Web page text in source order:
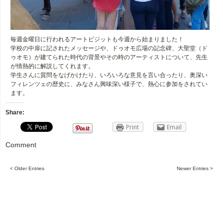
毎週金曜日に行われるアートビジットも今週から始まりました！
学校の中扉に記されたメッセージや、ドゥオモ広場の記念碑、大聖堂（ド
ゥオモ）が建てられた時代の背景やその時のアーティストについて、先生
が情熱的に解説してくれます。
学生さんに質問をなげかけたり、いろいろな意見を言い合ったり、奥深い
フィレンツェの歴史に、みなさん興味深い様子で、熱心に参加をされてい
ます。
Share:
Print Email
Comment
< Older Entries Newer Entries >